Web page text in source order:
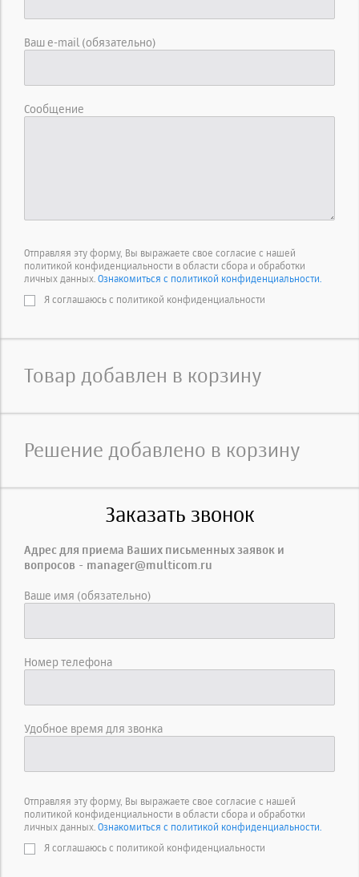
Ваш e-mail (обязательно)
Сообщение
Отправляя эту форму, Вы выражаете свое согласие с нашей
политикой конфиденциальности в области сбора и обработки
личных данных. Ознакомиться с политикой конфиденциальности.
Я соглашаюсь с политикой конфиденциальности
Товар добавлен в корзину
Решение добавлено в корзину
Заказать звонок
Адрес для приема Ваших письменных заявок и
вопросов - manager@multicom.ru
Ваше имя (обязательно)
Номер телефона
Удобное время для звонка
Отправляя эту форму, Вы выражаете свое согласие с нашей
политикой конфиденциальности в области сбора и обработки
личных данных. Ознакомиться с политикой конфиденциальности.
Я соглашаюсь с политикой конфиденциальности